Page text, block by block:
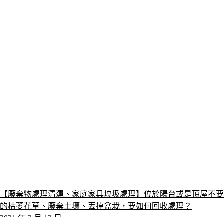
【廢棄物處理清運、家庭家具垃圾處理】位於陽台或是頂屋不要
的枯萎花草、廢棄土壤、丟掉盆栽，要如何回收處理？